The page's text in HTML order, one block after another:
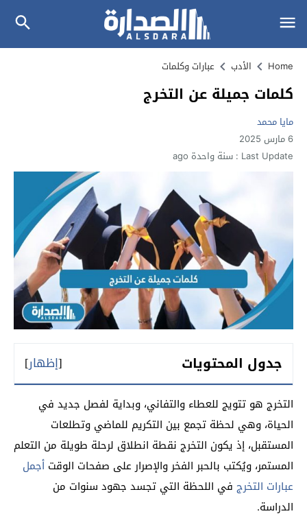
Home الأدب عبارات وكلمات
كلمات جميلة عن التخرج
مايا محمد
6 مارس 2025
Last Update : سنة واحدة ago
جدول المحتويات [إظهار]
التخرج هو تتويج للعطاء والتفاني، وبداية لفصل جديد في
الحياة، وهي لحظة تجمع بين التكريم للماضي وتطلعات
المستقبل، إذ يكون التخرج نقطة انطلاق لرحلة طويلة من التعلم
المستمر، ويُكتب بالحبر الفخر والإصرار على صفحات الوقت أجمل
عبارات التخرج في اللحظة التي تجسد جهود سنوات من
الدراسة.